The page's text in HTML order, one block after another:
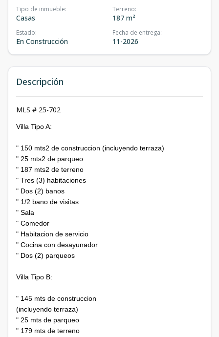
Tipo de inmueble:
Casas
Terreno:
187 m²
Estado:
En Construcción
Fecha de entrega:
11-2026
Descripción
MLS # 25-702
Villa Tipo A:
" 150 mts2 de construccion (incluyendo terraza)
" 25 mts2 de parqueo
" 187 mts2 de terreno
" Tres (3) habitaciones
" Dos (2) banos
" 1/2 bano de visitas
" Sala
" Comedor
" Habitacion de servicio
" Cocina con desayunador
" Dos (2) parqueos
Villa Tipo B:
" 145 mts de construccion
(incluyendo terraza)
" 25 mts de parqueo
" 179 mts de terreno